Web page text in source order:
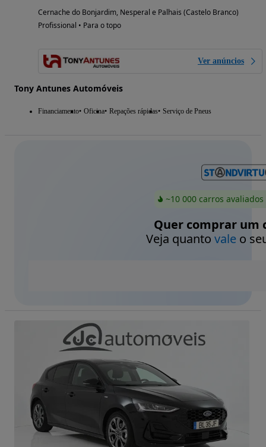
Cernache do Bonjardim, Nesperal e Palhais (Castelo Branco)
Profissional • Para o topo
Ver anúncios
Tony Antunes Automóveis
Financiamento Oficina Repações rápidas Serviço de Pneus
~10 000 carros
Quer comprar um
Veja quanto valeo